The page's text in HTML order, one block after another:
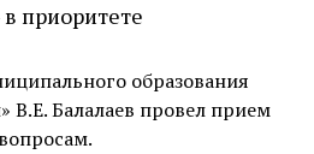
приоритете
образования
В.Е. Балалаев провел прием